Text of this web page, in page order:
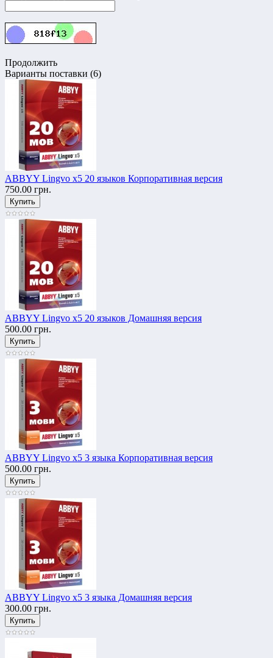
Продолжить
Варианты поставки (6)
ABBYY Lingvo х5 20 языков Корпоративная версия
750.00 грн.
ABBYY Lingvo x5 20 языков Домашняя версия
500.00 грн.
ABBYY Lingvo x5 3 языка Корпоративная версия
500.00 грн.
ABBYY Lingvo x5 3 языка Домашняя версия
300.00 грн.